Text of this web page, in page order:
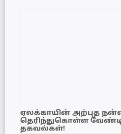
ஏலக்காயின் அற்புத
தெரிந்துகொள்ள
தகவல்கள்!